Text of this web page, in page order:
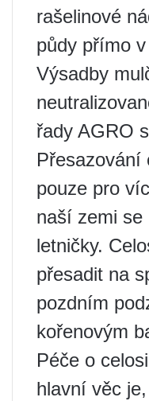
rašelinové
půdy přímo
Výsadby
řady AGRO
Přesazování
pouze pro
naší zemi se
letničky.
přesadit na
pozdním
kořenovým
Péče o
hlavní věc